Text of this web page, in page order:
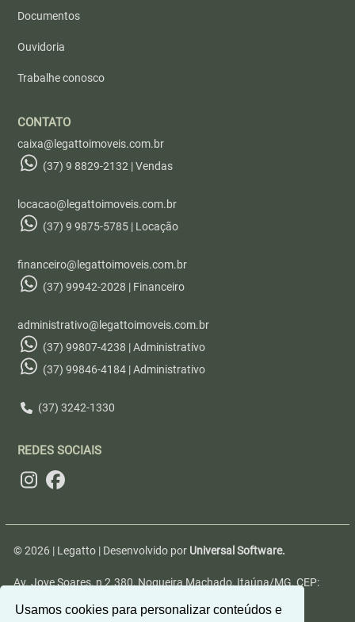
Usamos cookies para personalizar conteúdos e
Documentos
Ouvidoria
Trabalhe conosco
CONTATO
caixa@legattoimoveis.com.br
(37) 9 8829-2132 | Vendas
locacao@legattoimoveis.com.br
(37) 9 9875-5785 | Locação
financeiro@legattoimoveis.com.br
(37) 99942-2028 | Financeiro
administrativo@legattoimoveis.com.br
(37) 99807-4238 | Administrativo
(37) 99846-4184 | Administrativo
(37) 3242-1330
REDES SOCIAIS
© 2026 | Legatto | Desenvolvido por Universal Software.
Av. Jove Soares, n 2.380, Nogueira Machado, Itaúna/MG, CEP: